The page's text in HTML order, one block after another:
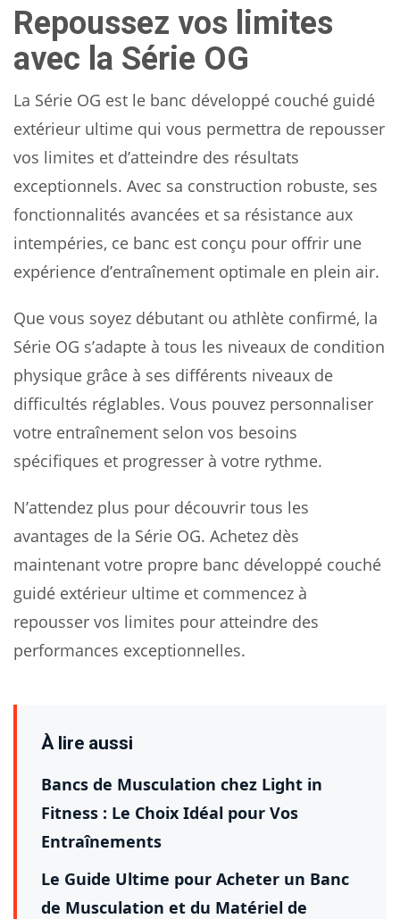
Repoussez vos limites
avec la Série OG
La Série OG est le banc développé couché guidé
extérieur ultime qui vous permettra de repousser
vos limites et d’atteindre des résultats
exceptionnels. Avec sa construction robuste, ses
fonctionnalités avancées et sa résistance aux
intempéries, ce banc est conçu pour offrir une
expérience d’entraînement optimale en plein air.
Que vous soyez débutant ou athlète confirmé, la
Série OG s’adapte à tous les niveaux de condition
physique grâce à ses différents niveaux de
difficultés réglables. Vous pouvez personnaliser
votre entraînement selon vos besoins
spécifiques et progresser à votre rythme.
N’attendez plus pour découvrir tous les
avantages de la Série OG. Achetez dès
maintenant votre propre banc développé couché
guidé extérieur ultime et commencez à
repousser vos limites pour atteindre des
performances exceptionnelles.
À lire aussi
Bancs de Musculation chez Light in
Fitness : Le Choix Idéal pour Vos
Entraînements
Le Guide Ultime pour Acheter un Banc
de Musculation et du Matériel de